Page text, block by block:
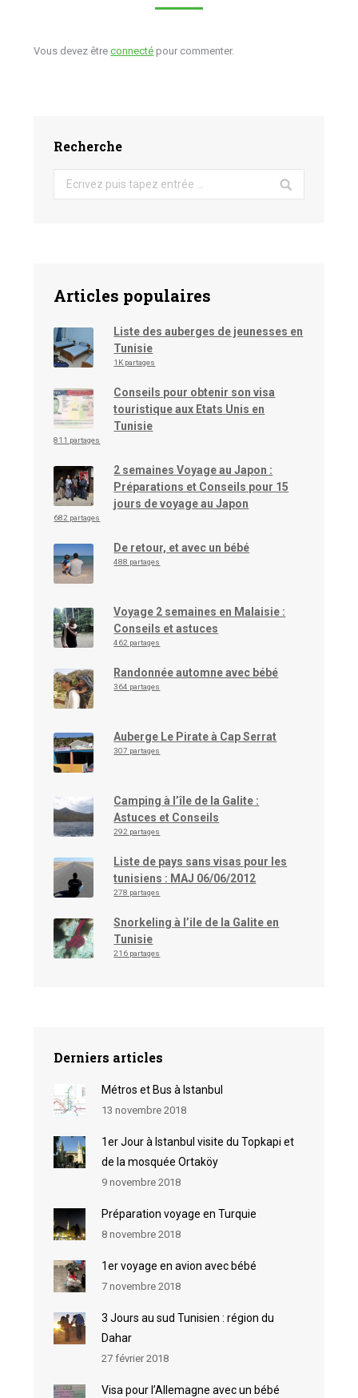
Vous devez êtreconnecté pour commenter.
Recherche
Search:
Articles populaires
Liste des auberges de jeunesses en
Tunisie
1K partages
Conseils pour obtenir son visa
touristique aux Etats Unis en
Tunisie
811 partages
2 semaines Voyage au Japon :
Préparations et Conseils pour 15
jours de voyage au Japon
682 partages
De retour, et avec un bébé
488 partages
Voyage 2 semaines en Malaisie :
Conseils et astuces
462 partages
Randonnée automne avec bébé
364 partages
Auberge Le Pirate à Cap Serrat
307 partages
Camping à l’île de la Galite :
Astuces et Conseils
292 partages
Liste de pays sans visas pour les
tunisiens : MAJ 06/06/2012
278 partages
Snorkeling à l’ile de la Galite en
Tunisie
216 partages
Derniers articles
Métros et Bus à Istanbul
13 novembre 2018
1er Jour à Istanbul visite du Topkapi et
de la mosquée Ortaköy
9 novembre 2018
Préparation voyage en Turquie
8 novembre 2018
1er voyage en avion avec bébé
7 novembre 2018
3 Jours au sud Tunisien : région du
Dahar
27 février 2018
Visa pour l’Allemagne avec un bébé